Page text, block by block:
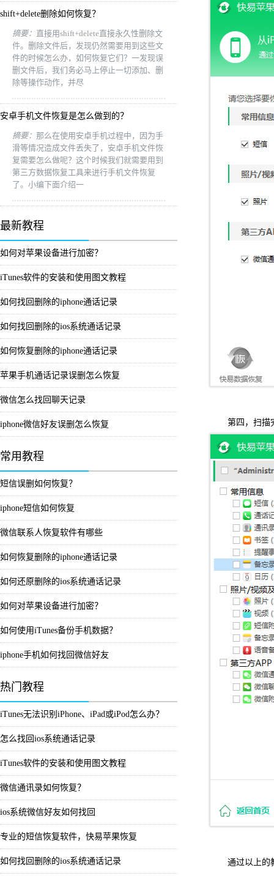
shift+delete删除如何恢复？
摘要： 直接用shift+delete直接永久性删除文
件。删除文件后，发现仍然需要用到这些文
件的时候怎么办，如何恢复它们？一发现误
删文件后，我们务必马上停止一切添加、删
除等操作动作，并尽
安卓手机文件恢复是怎么做到的？
摘要： 那么在使用安卓手机过程中，因为手
滑等情况造成文件丢失了，安卓手机文件恢
复需要怎么做呢？这个时候我们就需要用到
第三方数据恢复工具来进行手机文件恢复
了。小编下面介绍一
最新教程
如何对苹果设备进行加密？
iTunes软件的安装和使用图文教程
如何找回删除的iphone通话记录
如何找回删除的ios系统通话记录
如何恢复删除的iphone通话记录
苹果手机通话记录误删怎么恢复
微信怎么找回聊天记录
iphone微信好友误删怎么恢复
常用教程
短信误删如何恢复？
iphone短信如何恢复
微信联系人恢复软件有哪些
如何恢复删除的iphone通话记录
如何还原删除的ios系统通话记录
如何对苹果设备进行加密？
如何使用iTunes备份手机数据？
iphone手机如何找回微信好友
热门教程
iTunes无法识别iPhone、iPad或iPod怎么办？
怎么找回ios系统通话记录
iTunes软件的安装和使用图文教程
微信通讯录如何恢复？
ios系统微信好友如何找回
专业的短信恢复软件，快易苹果恢复
如何找回删除的ios系统通话记录
第四，扫描完
通过以上的教